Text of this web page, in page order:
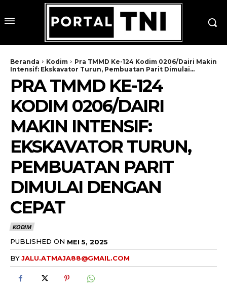
Beranda Kodim
Pra TMMD Ke-124 Kodim 0206/Dairi Makin
Intensif: Ekskavator Turun, Pembuatan Parit Dimulai...
PRA TMMD KE-124
KODIM 0206/DAIRI
MAKIN INTENSIF:
EKSKAVATOR TURUN,
PEMBUATAN PARIT
DIMULAI DENGAN
CEPAT
KODIM
PUBLISHED ON MEI 5, 2025
BYJALU.ATMAJA88@GMAIL.COM